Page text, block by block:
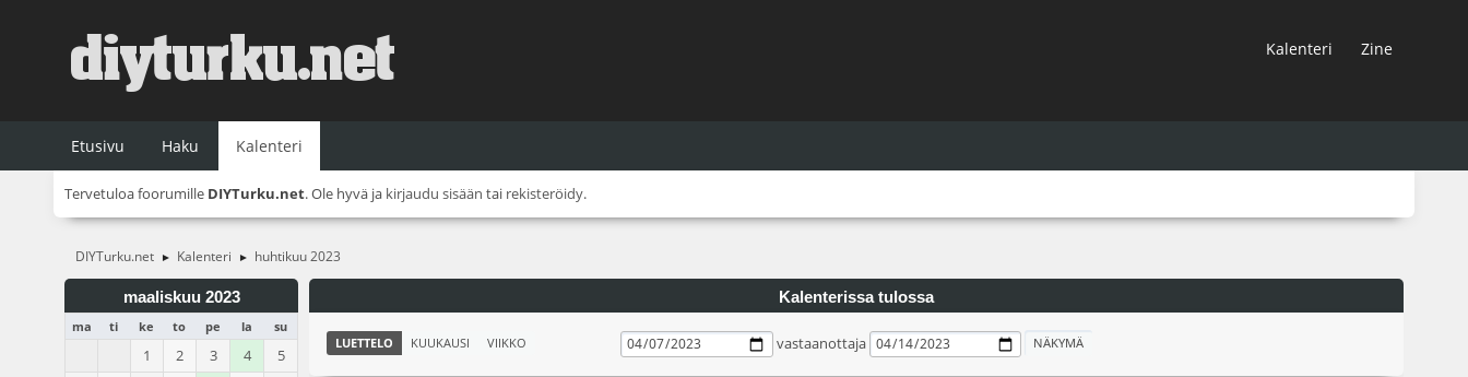
Kalenteri Zine
Etusivu Haku Kalenteri
Tervetuloa foorumille DIYTurku.net. Ole hyvä ja kirjaudu sisään tai rekisteröidy.
DIYTurku.net ► Kalenteri ► huhtikuu 2023
maaliskuu 2023
ma ti ke to pe la su
1 2 3 4
5
Kalenterissa tulossa
LUETTELO KUUKAUSI VIIKKO vastaanottaja